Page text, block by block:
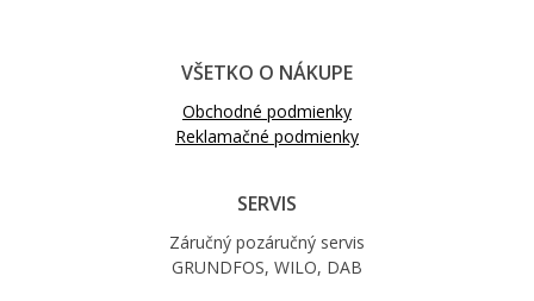
VŠETKO O NÁKUPE
Obchodné podmienky
Reklamačné podmienky
SERVIS
Záručný pozáručný servis
GRUNDFOS, WILO, DAB